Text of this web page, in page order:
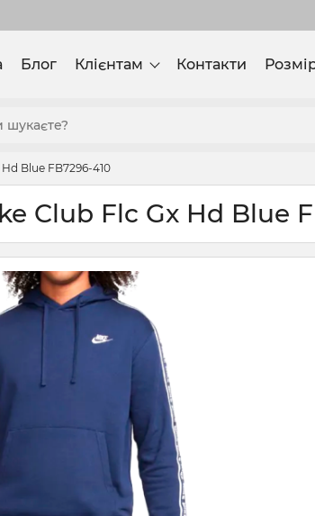
Блог Клієнтам Контакти
Blue FB7296-410
Club Flc Gx Hd Blue